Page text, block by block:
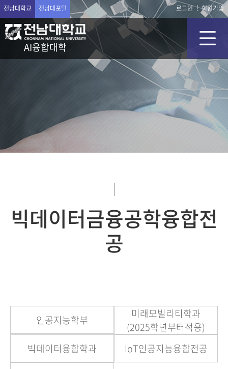
전남대학교 전남대포털 로그인 회원가입
AI융합대학
빅데이터금융공학융합전
공
인공지능학부
미래모빌리티학과
(2025학년부터적용)
빅데이터융합학과
IoT인공지능융합전공